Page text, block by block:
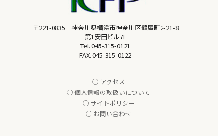
〒221-0835 神奈川県横浜市神奈川区鶴屋町2-21-8
第1安田ビル7F
Tel. 045-315-0121
FAX. 045-315-0122
○ アクセス
○ 個人情報の取扱いについて
○ サイトポリシー
○ お問い合わせ